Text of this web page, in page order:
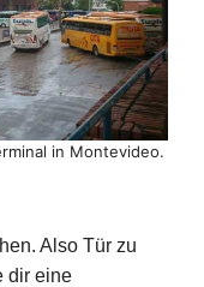
in Montevideo.
Also Tür zu
dir eine